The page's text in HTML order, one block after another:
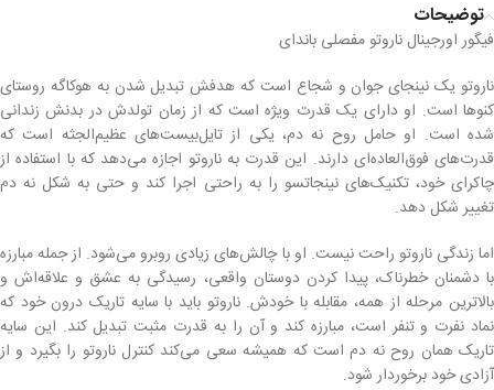
توضیحات
فیگور اورجینال ناروتو مفصلی باندای
ناروتو یک نینجای جوان و شجاع است که هدفش تبدیل شدن به هوکاگه روستای
کنوها است. او دارای یک قدرت ویژه است که از زمان تولدش در بدنش زندانی
شده است. او حامل روح نه دم، یکی از تایل‌بیست‌های عظیم‌الجثه است که
قدرت‌های فوق‌العاده‌ای دارند. این قدرت به ناروتو اجازه می‌دهد که با استفاده از
چاکرای خود، تکنیک‌های نینجاتسو را به راحتی اجرا کند و حتی به شکل نه دم
تغییر شکل دهد.
اما زندگی ناروتو راحت نیست. او با چالش‌های زیادی روبرو می‌شود. از جمله مبارزه
با دشمنان خطرناک، پیدا کردن دوستان واقعی، رسیدگی به عشق و علاقه‌اش و
بالاترین مرحله از همه، مقابله با خودش. ناروتو باید با سایه تاریک درون خود که
نماد نفرت و تنفر است، مبارزه کند و آن را به قدرت مثبت تبدیل کند. این سایه
تاریک همان روح نه دم است که همیشه سعی می‌کند کنترل ناروتو را بگیرد و از
آزادی خود برخوردار شود.